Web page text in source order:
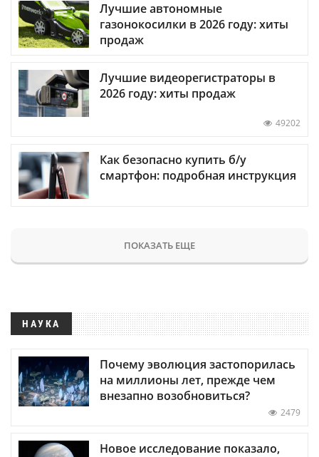
Лучшие автономные
газонокосилки в 2026 году: хиты
продаж
Лучшие видеорегистраторы в
2026 году: хиты продаж
49202
Как безопасно купить б/у
смартфон: подробная инструкция
ПОКАЗАТЬ ЕЩЕ
НАУКА
Почему эволюция застопорилась
на миллионы лет, прежде чем
внезапно возобновиться?
2479
Новое исследование показало,